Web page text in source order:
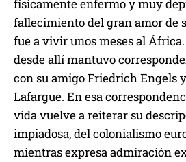
físicamente enfermo y muy
fallecimiento del gran amor de
fue a vivir unos meses al
desde allí mantuvo
con su amigo Friedrich Engels
Lafargue. En esa
vida vuelve a reiterar su
impiadosa, del colonialismo
mientras expresa admiración